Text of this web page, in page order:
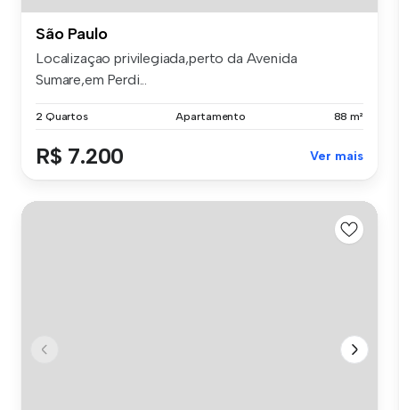
São Paulo
Localizaçao privilegiada,perto da Avenida
Sumare,em Perdi...
2 Quartos Apartamento 88 m²
R$ 7.200 Ver mais